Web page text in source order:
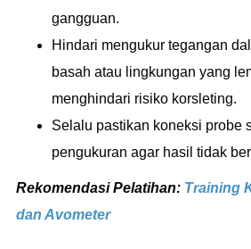
gangguan.
Hindari mengukur tegangan
basah atau lingkungan yang
menghindari risiko korsleting.
Selalu pastikan koneksi probe
pengukuran agar hasil tidak
Rekomendasi Pelatihan: Training
dan Avometer